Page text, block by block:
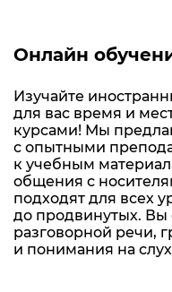
Онлайн
Изучайте
для вас время и
курсами! Мы
с опытными
к учебным
общения с
подходят для всех
до продвинутых. Вы
разговорной речи,
и понимания на